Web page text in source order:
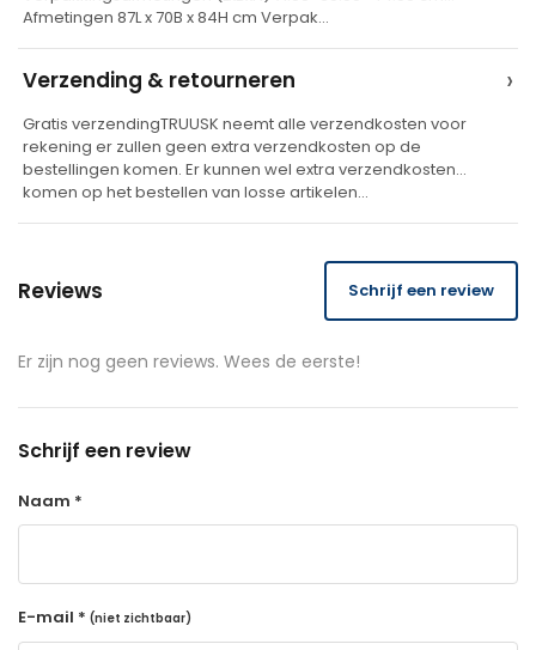
v
e
Afmetingen 87L x 70B x 84H cm Verpak…
Verzending & retourneren ›
Gratis verzendingTRUUSK neemt alle verzendkosten voor
rekening er zullen geen extra verzendkosten op de
bestellingen komen. Er kunnen wel extra verzendkosten
komen op het bestellen van losse artikelen…
Reviews Schrijf een review
Er zijn nog geen reviews. Wees de eerste!
Schrijf een review
Naam *
E-mail * (niet zichtbaar)